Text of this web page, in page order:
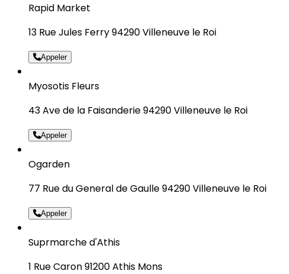
Rapid Market
13 Rue Jules Ferry 94290 Villeneuve le Roi
Appeler
Myosotis Fleurs
43 Ave de la Faisanderie 94290 Villeneuve le Roi
Appeler
Ogarden
77 Rue du General de Gaulle 94290 Villeneuve le Roi
Appeler
Suprmarche d'Athis
1 Rue Caron 91200 Athis Mons